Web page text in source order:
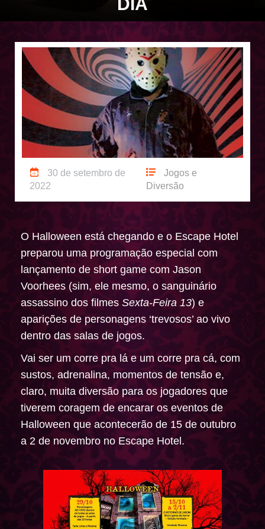
30 de setembro de
2022
Jogos e
Diversão
O Halloween está chegando e o Escape Hotel
preparou uma programação especial com
lançamento de short game com Jason
Voorhees (sim, ele mesmo, o sanguinário
assassino dos filmes Sexta-Feira 13) e
aparições de personagens ‘trevosos’ ao vivo
dentro das salas de jogos.
Vai ser um corre pra lá e um corre pra cá, com
sustos, adrenalina, momentos de tensão e,
claro, muita diversão para os jogadores que
tiverem coragem de encarar os eventos de
Halloween que acontecerão de 15 de outubro
a 2 de novembro no Escape Hotel.